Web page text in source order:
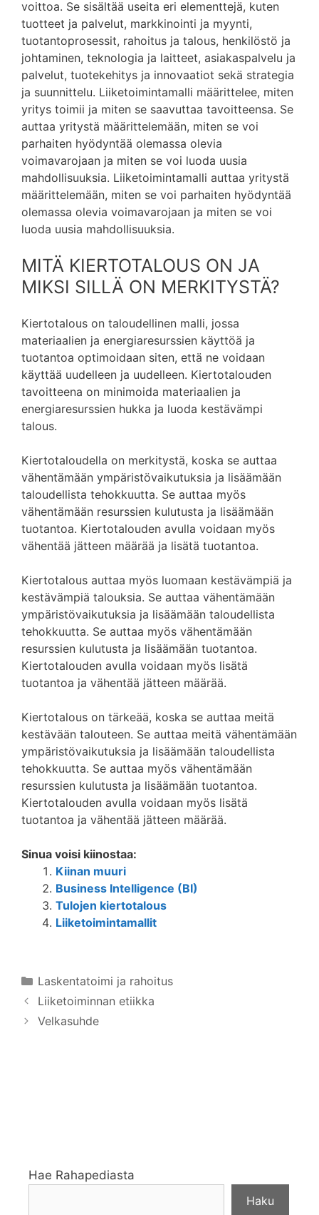
voittoa. Se sisältää useita eri elementtejä, kuten
tuotteet ja palvelut, markkinointi ja myynti,
tuotantoprosessit, rahoitus ja talous, henkilöstö ja
johtaminen, teknologia ja laitteet, asiakaspalvelu ja
palvelut, tuotekehitys ja innovaatiot sekä strategia
ja suunnittelu. Liiketoimintamalli määrittelee, miten
yritys toimii ja miten se saavuttaa tavoitteensa. Se
auttaa yritystä määrittelemään, miten se voi
parhaiten hyödyntää olemassa olevia
voimavarojaan ja miten se voi luoda uusia
mahdollisuuksia. Liiketoimintamalli auttaa yritystä
määrittelemään, miten se voi parhaiten hyödyntää
olemassa olevia voimavarojaan ja miten se voi
luoda uusia mahdollisuuksia.
MITÄ KIERTOTALOUS ON JA
MIKSI SILLÄ ON MERKITYSTÄ?
Kiertotalous on taloudellinen malli, jossa
materiaalien ja energiaresurssien käyttöä ja
tuotantoa optimoidaan siten, että ne voidaan
käyttää uudelleen ja uudelleen. Kiertotalouden
tavoitteena on minimoida materiaalien ja
energiaresurssien hukka ja luoda kestävämpi
talous.
Kiertotaloudella on merkitystä, koska se auttaa
vähentämään ympäristövaikutuksia ja lisäämään
taloudellista tehokkuutta. Se auttaa myös
vähentämään resurssien kulutusta ja lisäämään
tuotantoa. Kiertotalouden avulla voidaan myös
vähentää jätteen määrää ja lisätä tuotantoa.
Kiertotalous auttaa myös luomaan kestävämpiä ja
kestävämpiä talouksia. Se auttaa vähentämään
ympäristövaikutuksia ja lisäämään taloudellista
tehokkuutta. Se auttaa myös vähentämään
resurssien kulutusta ja lisäämään tuotantoa.
Kiertotalouden avulla voidaan myös lisätä
tuotantoa ja vähentää jätteen määrää.
Kiertotalous on tärkeää, koska se auttaa meitä
kestävään talouteen. Se auttaa meitä vähentämään
ympäristövaikutuksia ja lisäämään taloudellista
tehokkuutta. Se auttaa myös vähentämään
resurssien kulutusta ja lisäämään tuotantoa.
Kiertotalouden avulla voidaan myös lisätä
tuotantoa ja vähentää jätteen määrää.
Sinua voisi kiinostaa:
Kiinan muuri
Business Intelligence (BI)
Tulojen kiertotalous
Liiketoimintamallit
Kategoriat
Laskentatoimi ja rahoitus
Liiketoiminnan etiikka
Velkasuhde
Hae Rahapediasta
Haku